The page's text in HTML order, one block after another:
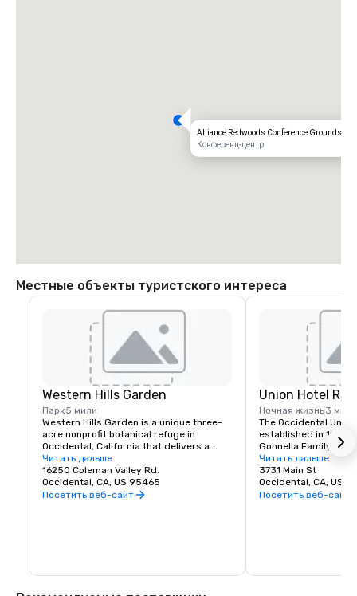
Alliance Redwoods Conference Grounds
Конференц-центр
Местные объекты туристского интереса
Western Hills Garden
Парк5 мили
Western Hills Garden is a unique three-
acre nonprofit botanical refuge in
Occidental, California that delivers a
sensory explosion of textures, colors,
shapes, and sounds. It’s a stunning
example of cultivated biodiversity, home
to rare and important plant species,
Читать дальше
16250 Coleman Valley Rd.
Occidental, CA, US 95465
Посетить веб-сайт
Union Hotel
Ночная жизнь3 мили
The Occidental
established in 1879.
Gonnella Family
building houses a
room, and The
opens at 6 am every
freshly baked
beer in town. The
Читать дальше
3731 Main St
Occidental, CA, US
Посетить веб-сайт